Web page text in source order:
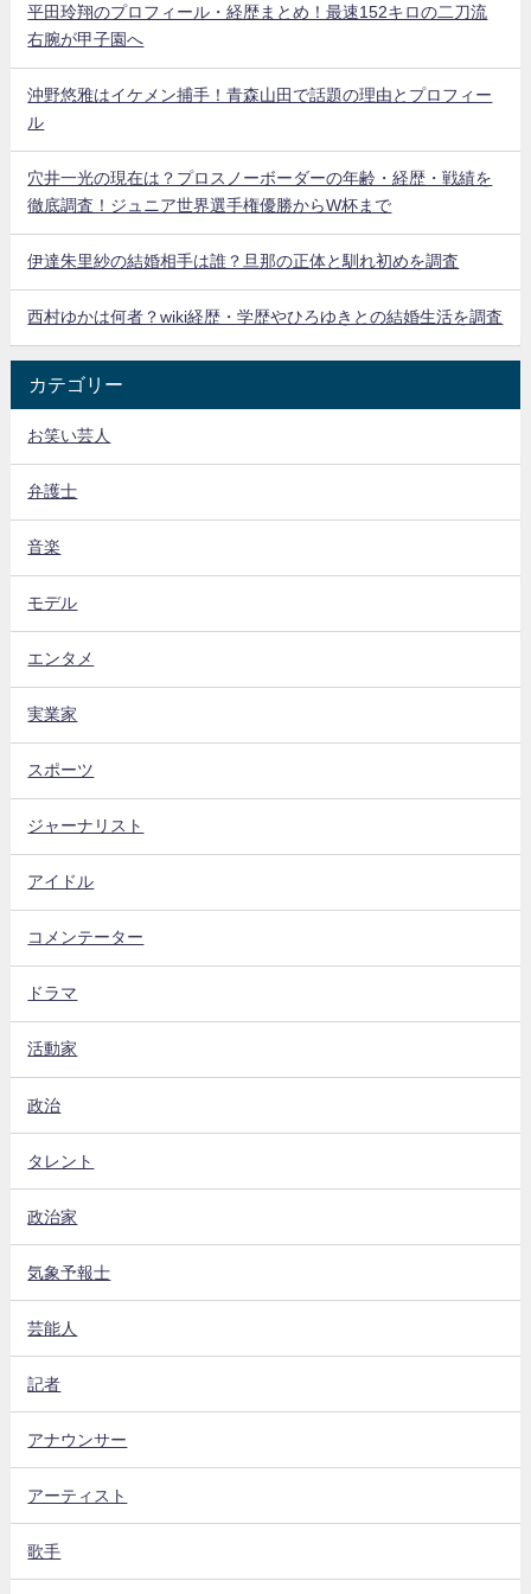
平田玲翔のプロフィール・経歴まとめ！最速152キロの二刀流
右腕が甲子園へ
沖野悠雅はイケメン捕手！青森山田で話題の理由とプロフィー
ル
穴井一光の現在は？プロスノーボーダーの年齢・経歴・戦績を
徹底調査！ジュニア世界選手権優勝からW杯まで
伊達朱里紗の結婚相手は誰？旦那の正体と馴れ初めを調査
西村ゆかは何者？wiki経歴・学歴やひろゆきとの結婚生活を調査
カテゴリー
お笑い芸人
弁護士
音楽
モデル
エンタメ
実業家
スポーツ
ジャーナリスト
アイドル
コメンテーター
ドラマ
活動家
政治
タレント
政治家
気象予報士
芸能人
記者
アナウンサー
アーティスト
歌手